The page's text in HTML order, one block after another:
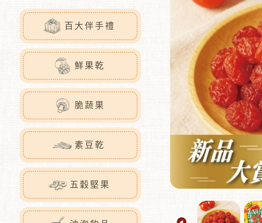
百大伴手禮
鮮果乾
脆蔬果
素豆乾
五穀堅果